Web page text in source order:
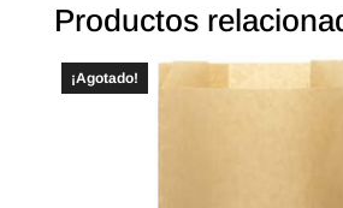
Productos
¡Agotado!